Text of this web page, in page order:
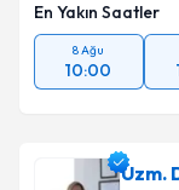
En Yakın Saatler
8 Ağu
10:00
Uzm.